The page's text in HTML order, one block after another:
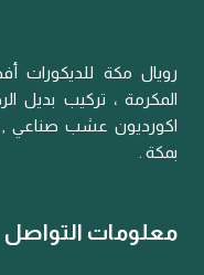
رويال مكة للديكورات
المكرمة ، تركيب بديل
اكورديون عشب صناعي ,
بمكة .
معلومات التواصل